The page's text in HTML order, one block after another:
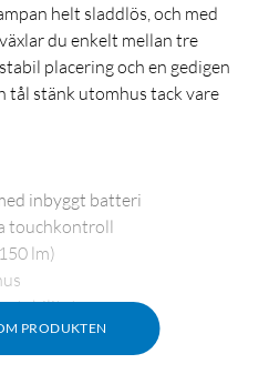
helt sladdlös, och med
du enkelt mellan tre
placering och en gedigen
tål stänk utomhus tack vare
PRODUKTEN
inbyggt batteri
touchkontroll
lm)
stabilitet